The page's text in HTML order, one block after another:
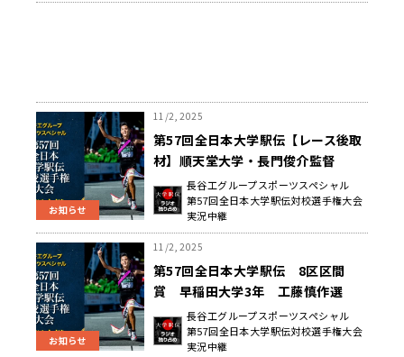
お知らせ
11/2, 2025
第57回全日本大学駅伝【レース後取
材】順天堂大学・長門俊介監督
長谷工グループスポーツスペシャル
第57回全日本大学駅伝対校選手権大会
実況中継
お知らせ
11/2, 2025
第57回全日本大学駅伝 8区区間
賞 早稲田大学3年 工藤慎作選
手 インタビュー
長谷工グループスポーツスペシャル
第57回全日本大学駅伝対校選手権大会
実況中継